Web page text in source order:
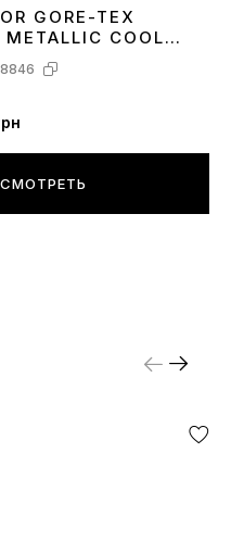
GORE-TEX
METALLIC COOL
001
СМОТРЕТЬ